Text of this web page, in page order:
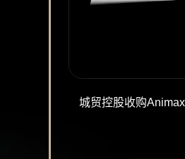
城贸控股收购